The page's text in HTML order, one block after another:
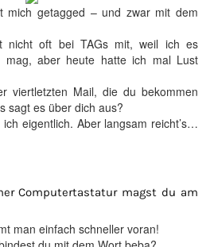
mich getagged – und zwar mit dem
nicht oft bei TAGs mit, weil ich es
mag, aber heute hatte ich mal Lust
viertletzten Mail, die du bekommen
sagt es über dich aus?
ich eigentlich. Aber langsam reicht’s…
Computertastatur magst du am
man einfach schneller voran!